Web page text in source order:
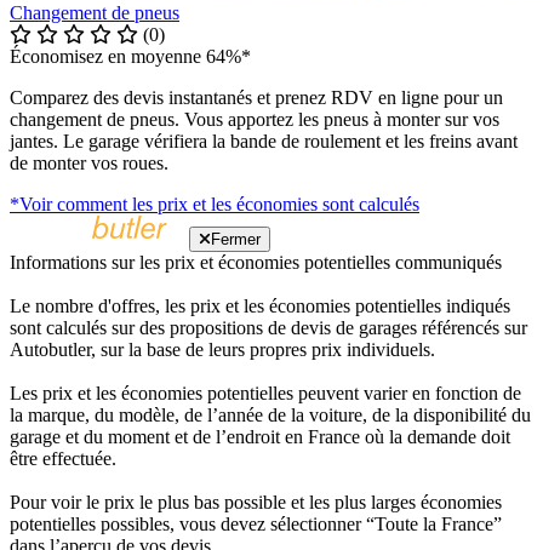
Changement de pneus
(0)
Économisez en moyenne 64%*
Comparez des devis instantanés et prenez RDV en ligne pour un
changement de pneus. Vous apportez les pneus à monter sur vos
jantes. Le garage vérifiera la bande de roulement et les freins avant
de monter vos roues.
*Voir comment les prix et les économies sont calculés
Fermer
Informations sur les prix et économies potentielles communiqués
Le nombre d'offres, les prix et les économies potentielles indiqués
sont calculés sur des propositions de devis de garages référencés sur
Autobutler, sur la base de leurs propres prix individuels.
Les prix et les économies potentielles peuvent varier en fonction de
la marque, du modèle, de l’année de la voiture, de la disponibilité du
garage et du moment et de l’endroit en France où la demande doit
être effectuée.
Pour voir le prix le plus bas possible et les plus larges économies
potentielles possibles, vous devez sélectionner “Toute la France”
dans l’aperçu de vos devis.